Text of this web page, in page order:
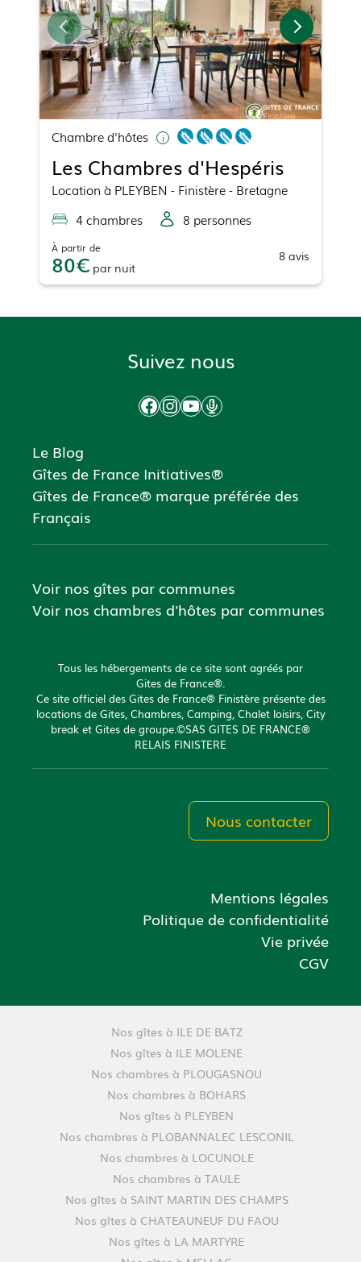
Chambre d'hôtes
Les Chambres d'Hespéris
Location à PLEYBEN - Finistère - Bretagne
4chambres 8 personnes
À partir de
80 par nuit
8 avis
Suivez nous
Facebook
Instagram
YouTube
Podcast
Le Blog
Gîtes de France Initiatives®
Gîtes de France® marque préférée des
Français
Voir nos gîtes par communes
Voir nos chambres d'hôtes par communes
Tous les hébergements de ce site sont agréés par
Gites de France®.
Ce site officiel des Gites de France® Finistère présente des
locations de Gites, Chambres, Camping, Chalet loisirs, City
break et Gites de groupe.©SAS GITES DE FRANCE®
RELAIS FINISTERE
Nous contacter
Mentions légales
Politique de confidentialité
Vie privée
CGV
Nos gîtes à ILE DE BATZ
Nos gîtes à ILE MOLENE
Nos chambres à PLOUGASNOU
Nos chambres à BOHARS
Nos gîtes à PLEYBEN
Nos chambres à PLOBANNALEC LESCONIL
Nos chambres à LOCUNOLE
Nos chambres à TAULE
Nos gîtes à SAINT MARTIN DES CHAMPS
Nos gîtes à CHATEAUNEUF DU FAOU
Nos gîtes à LA MARTYRE